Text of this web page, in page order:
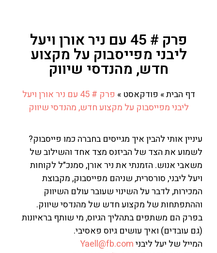
פרק # 45 עם ניר אורן ויעל
ליבני מפייסבוק על מקצוע
חדש, מהנדסי שיווק
דף הבית» פודקאסט »
פרק # 45 עם ניר אורן ויעל
ליבני מפייסבוק על מקצוע חדש, מהנדסי שיווק
עיניין אותי להבין איך מגייסים בחברה כמו פייסבוק?
לשמוע את הצד של הביזנס מצד אחד והשילוב של
משאבי אנוש. הזמנתי את ניר אורן, סמנכ״ל לקוחות
ויעל ליבני, סורסרית, שניהם מפייסבוק, מקבוצת
המכירות, לדבר על השינוי שעובר עולם השיווק
וההתפתחות של מקצוע חדש של מהנדסי שיווק.
בפרק הם משתפים בתהליך הגיוס, מי שותף בראיונות
(גם עובדים) ואיך עושים גיוס פאסיבי.
המייל של יעל ליבניYaell@fb.com